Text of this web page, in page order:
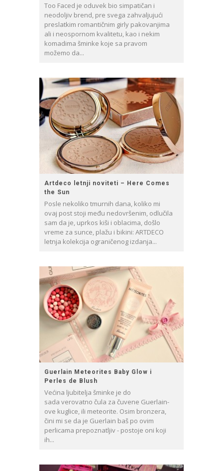
Too Faced je oduvek bio simpatičan i
neodoljiv brend, pre svega zahvaljujući
preslatkim romantičnim girly pakovanjima
ali i neospornom kvalitetu, kao i nekim
komadima šminke koje sa pravom
možemo da...
Artdeco letnji noviteti – Here Comes
the Sun
Posle nekoliko tmurnih dana, koliko mi
ovaj post stoji među nedovršenim, odlučila
sam da je, uprkos kiši i oblacima, došlo
vreme za sunce, plažu i bikini: ARTDECO
letnja kolekcija ograničenog izdanja...
Guerlain Meteorites Baby Glow i
Perles de Blush
Većina ljubitelja šminke je do
sada verovatno čula za čuvene Guerlain-
ove kuglice, ili meteorite. Osim bronzera,
čini mi se da je Guerlain baš po ovim
perlicama prepoznatljiv - postoje oni koji
ih...